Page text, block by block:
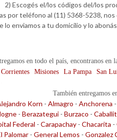
2) Escogés el/los códigos del/los
por teléfono al (11) 5368-5238,
lo enviamos a tu domicilio y lo
en todo el país, encontranos en
Corrientes Misiones La Pampa San
También entregamos
Korn - Almagro - Anchorena -
- Berazategui - Burzaco -
Federal - Carapachay - Chacarita -
Palomar - General Lemos - Gonzalez